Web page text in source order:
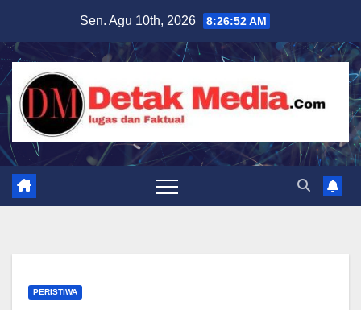
content
Sen. Agu 10th, 2026 8:26:54 AM
PERISTIWA